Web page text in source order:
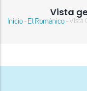
Vista
Inicio - El Románico - Vista